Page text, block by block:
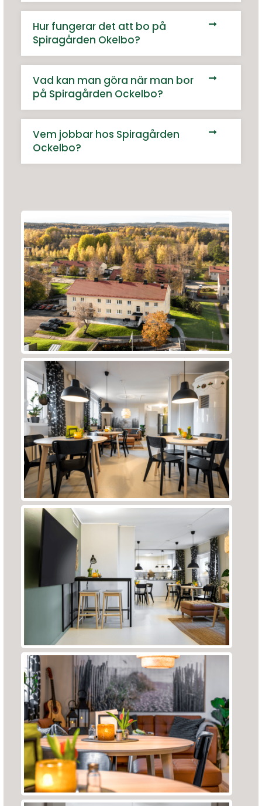
Hur fungerar det att bo på
Spiragården Okelbo?
Vad kan man göra när man bor
på Spiragården Ockelbo?
Vem jobbar hos Spiragården
Ockelbo?